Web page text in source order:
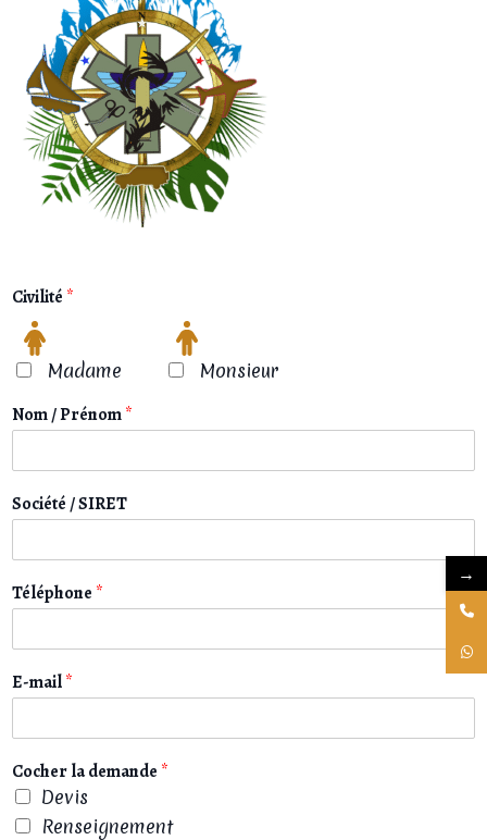
Civilité *
Madame Monsieur
Nom / Prénom*
Société / SIRET
Téléphone *
E-mail*
Cocher la demande *
Devis
Renseignement
→